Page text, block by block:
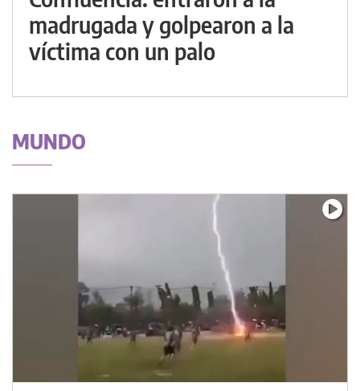
madrugada y golpearon a la
víctima con un palo
MUNDO